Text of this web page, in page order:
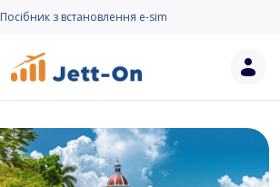
Посібник з встановлення e-sim